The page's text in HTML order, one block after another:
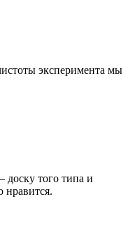
эксперимента мы
доску того типа и
нравится.